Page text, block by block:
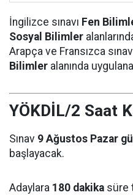
İngilizce sınavı Fen
Sosyal Bilimler
Arapça ve Fransızca
Bilimler alanında
YÖKDİL/2 Saat
Sınav 9 Ağustos Pazar
başlayacak.
Adaylara 180 dakika süre